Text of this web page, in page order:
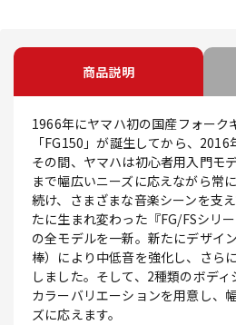
商品説明
1966年にヤマハ初の国産フォーク
「FG150」が誕生してから、2016
その間、ヤマハは初心者用入門モ
まで幅広いニーズに応えながら常
続け、さまざまな音楽シーンを支
たに生まれ変わった『FG/FSシリ
の全モデルを一新。新たにデザイ
棒）により中低音を強化し、さら
しました。そして、2種類のボデ
カラーバリエーションを用意し、
ズに応えます。